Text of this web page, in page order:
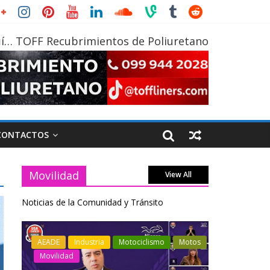
TOFF Recubrimientos de Poliuretano
Movilidad View All
Noticias de la Comunidad y Tránsito
Industria Movilidad
Transporte
Varios